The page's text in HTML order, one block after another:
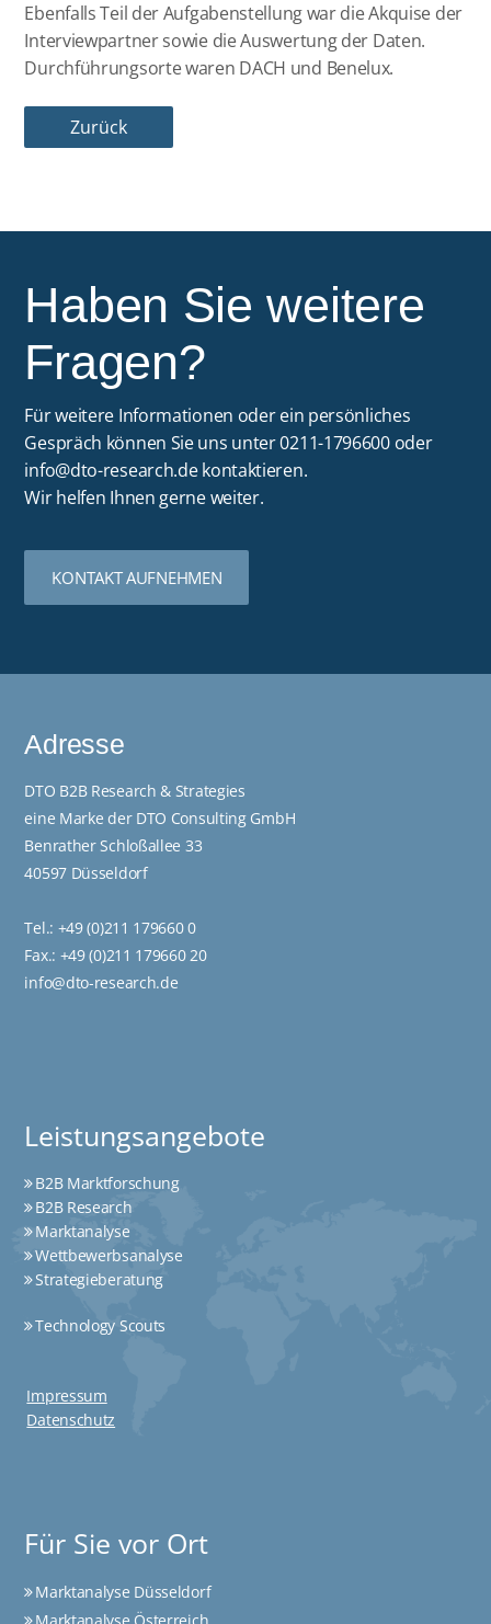
Ebenfalls Teil der Aufgabenstellung war die Akquise der
Interviewpartner sowie die Auswertung der Daten.
Durchführungsorte waren DACH und Benelux.
Haben Sie weitere
Fragen?
Für weitere Informationen oder ein persönliches
Gespräch können Sie uns unter 0211-1796600 oder
info@dto-research.dekontaktieren.
Wir helfen Ihnen gerne weiter.
KONTAKT AUFNEHMEN
Adresse
DTO B2B Research & Strategies
eine Marke der DTO Consulting GmbH
Benrather Schloßallee 33
40597 Düsseldorf
Tel.: +49 (0)211 179660 0
Fax.: +49 (0)211 179660 20
info@dto-research.de
Leistungsangebote
B2B Marktforschung
B2B Research
Marktanalyse
Wettbewerbsanalyse
Strategieberatung
Technology Scouts
Impressum
Datenschutz
Für Sie vor Ort
Marktanalyse Düsseldorf